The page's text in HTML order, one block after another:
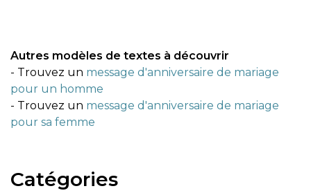
Autres modèles de textes à découvrir
- Trouvez un message d'anniversaire de mariage
pour un homme
- Trouvez un message d'anniversaire de mariage
pour sa femme
Catégories